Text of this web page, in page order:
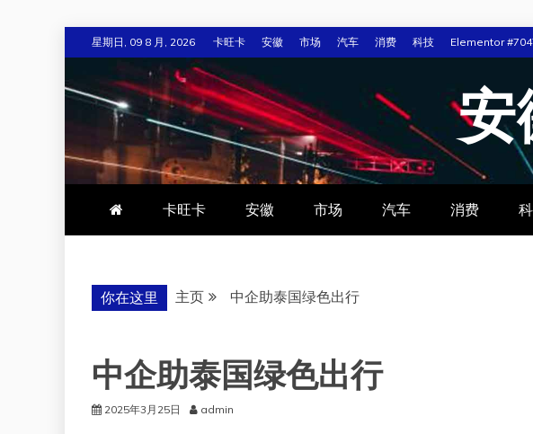
至
内
星期日, 09 8 月, 2026 卡旺卡 安徽 市场 汽车 消费 科技 Elementor
安
卡旺卡 安徽 市场 汽车 消费
你在这里 主页 中企助泰国绿色出行
中企助泰国绿色出行
2025年3月25日 admin